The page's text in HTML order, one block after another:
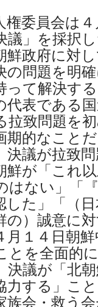
委員会は４
議」を採択
鮮政府に対
の問題を明
って解決す
代表である
拉致問題を
期的なこと
議が拉致
鮮が「これ
はない」「
した」「（
の）誠意に
月１４日朝
とを全面的
議が「北朝
力する」こ
族会・救う